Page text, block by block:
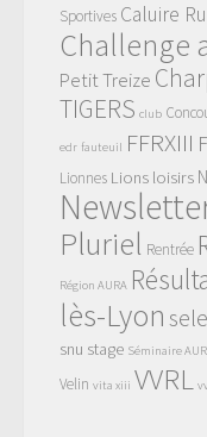
Sportives Caluire
Challenge
Petit Treize
TIGERS club
edr fauteuil FFRXIII
Lionnes Lions loisirs
Pluriel Rentrée
Région AURA
lès-Lyon
snu stage Séminaire
Velin vita xiii VVRL